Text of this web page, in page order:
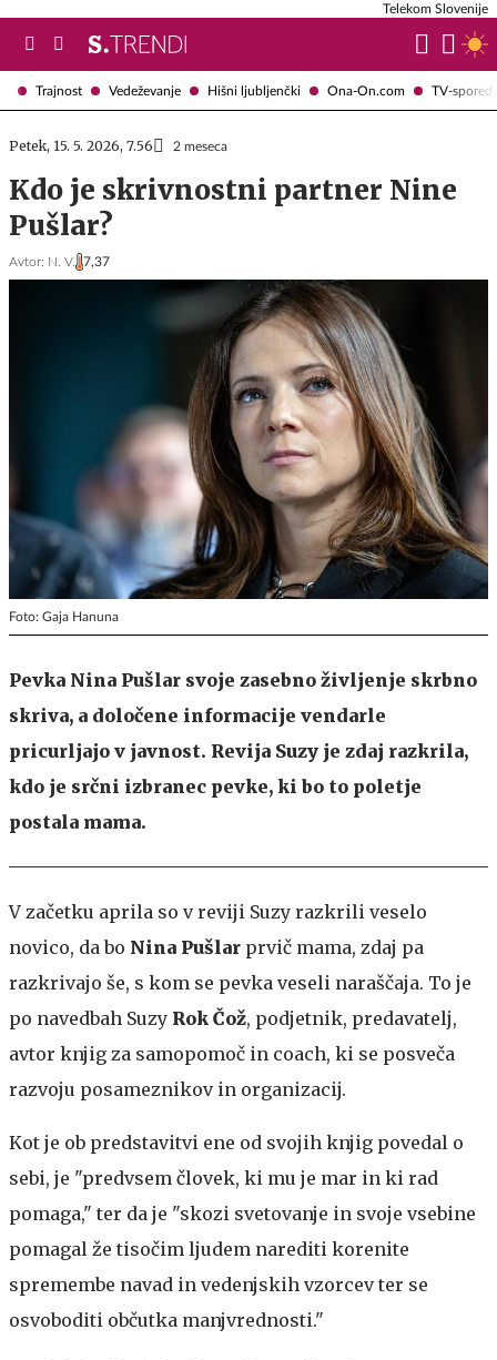
Trajnost Vedeževanje Hišni ljubljenčki Ona-On.com TV-spored
Telekom Slovenije
Petek, 15. 5. 2026, 7.56 2 meseca
Kdo je skrivnostni partner Nine
Pušlar?
Avtor: N. V. 7,37
Foto: Gaja Hanuna
Pevka Nina Pušlar svoje zasebno življenje skrbno
skriva, a določene informacije vendarle
pricurljajo v javnost. Revija Suzy je zdaj razkrila,
kdo je srčni izbranec pevke, ki bo to poletje
postala mama.
V začetku aprila so v reviji Suzy razkrili veselo
novico, da bo Nina Pušlar prvič mama, zdaj pa
razkrivajo še, s kom se pevka veseli naraščaja. To je
po navedbah Suzy Rok Čož, podjetnik, predavatelj,
avtor knjig za samopomoč in coach, ki se posveča
razvoju posameznikov in organizacij.
Kot je ob predstavitvi ene od svojih knjig povedal o
sebi, je "predvsem človek, ki mu je mar in ki rad
pomaga," ter da je "skozi svetovanje in svoje vsebine
pomagal že tisočim ljudem narediti korenite
spremembe navad in vedenjskih vzorcev ter se
osvoboditi občutka manjvrednosti."